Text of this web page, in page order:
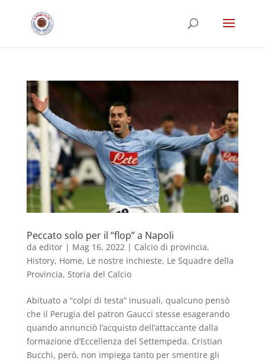
Peccato solo per il “flop” a Napoli
da editor| Mag 16, 2022 | Calcio di provincia,
History, Home, Le nostre inchieste, Le Squadre della
Provincia, Storia del Calcio
Abituato a “colpi di testa” inusuali, qualcuno pensò
che il Perugia del patron Gaucci stesse esagerando
quando annunciò l’acquisto dell’attaccante dalla
formazione d’Eccellenza del Settempeda. Cristian
Bucchi, però, non impiega tanto per smentire gli